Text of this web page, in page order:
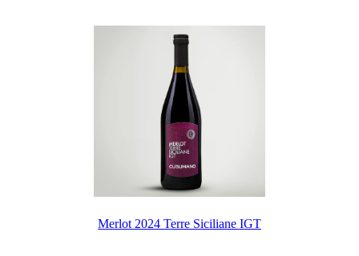
Merlot 2024 Terre Siciliane IGT